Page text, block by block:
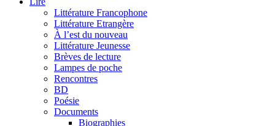
Littérature Francophone
Littérature Etrangère
À l’est du nouveau
Littérature Jeunesse
Brèves de lecture
Lampes de poche
Rencontres
BD
Poésie
Documents
Biographies